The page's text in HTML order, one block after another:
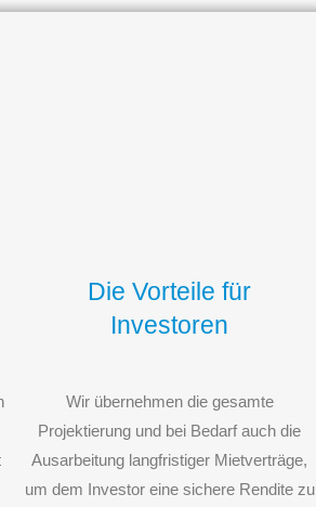
Die Vorteile für
Investoren
Wir übernehmen die gesamte
Projektierung und bei Bedarf auch die
Ausarbeitung langfristiger Mietverträge,
um dem Investor eine sichere Rendite zu